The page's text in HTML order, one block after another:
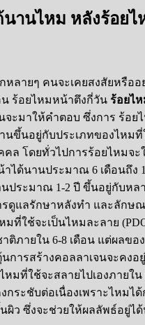
นานไหม หลังร้อยไ
หลายๆ คนจะเคยสงสัยหรืออ
ร้อยไหมหน้าตึงกี่วัน ร้อยไ
ะมาให้คำตอบ ซึ่งการ ร้อย
นขึ้นอยู่กับประเภทของไหมที่
ล โดยทั่วไปการร้อยไหมจะ
ได้นานประมาณ 6 เดือนถึง
ประมาณ 1-2 ปี ขึ้นอยู่กับหล
ดูแลรักษาหลังทำ และลักษ
มที่ใช้จะเป็นไหมละลาย (
ติภายใน 6-8 เดือน แต่ผลขอ
การสร้างคอลลาเจนจะคงอ
หมที่ใช้จะสลายไปเองภายใน
กระชับต่อเนื่องเพราะไหมไ
ผิว ซึ่งจะช่วยให้ผลลัพธ์อยู่ไ